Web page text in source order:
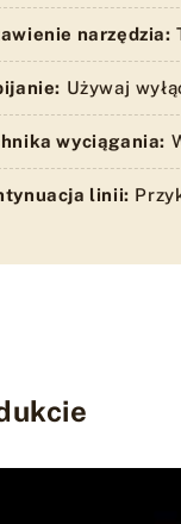
narzędzia:
Używaj
wyciągania:
linii: